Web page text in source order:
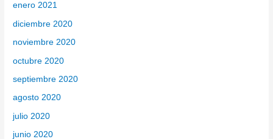
enero 2021
diciembre 2020
noviembre 2020
octubre 2020
septiembre 2020
agosto 2020
julio 2020
junio 2020